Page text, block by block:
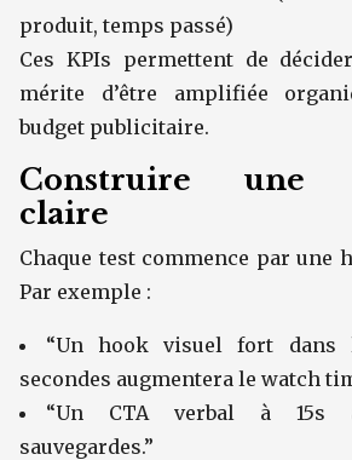
produit, temps passé)
Ces KPIs permettent de
mérite d’être amplifiée
budget publicitaire.
Construire une
claire
Chaque test commence par une
Par exemple :
“Un hook visuel fort dans
secondes augmentera le watch
“Un CTA verbal à 15s
sauvegardes.”